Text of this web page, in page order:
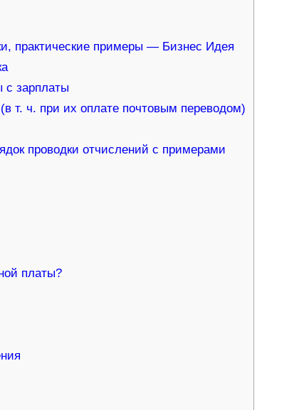
практические примеры — Бизнес Идея
с зарплаты
т. ч. при их оплате почтовым переводом)
проводки отчислений с примерами
платы?